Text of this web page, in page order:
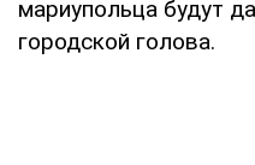
мариупольца будут
городской голова.